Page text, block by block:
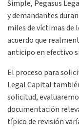
Simple, Pegasus
y demandantes
miles de víctimas de
acuerdo que
anticipo en efectivo
El proceso para
Legal Capital
solicitud,
documentación
típico de revisión